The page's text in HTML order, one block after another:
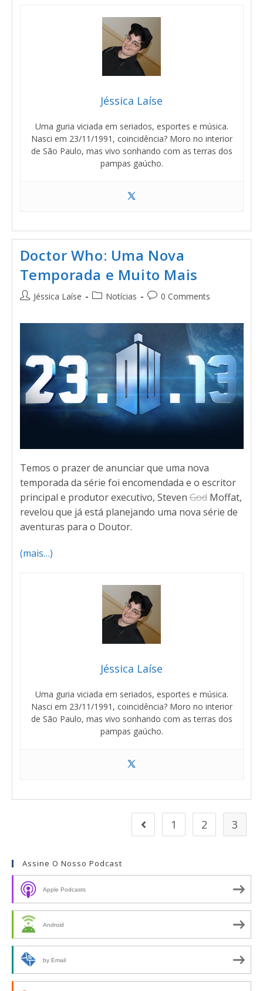
Jéssica Laíse
Uma guria viciada em seriados, esportes e música.
Nasci em 23/11/1991, coincidência? Moro no interior
de São Paulo, mas vivo sonhando com as terras dos
pampas gaúcho.
Doctor Who: Uma Nova
Temporada e Muito Mais
Jéssica Laíse Notícias 0 Comments
Temos o prazer de anunciar que uma nova
temporada da série foi encomendada e o escritor
principal e produtor executivo, StevenGodMoffat,
revelou que já está planejando uma nova série de
aventuras para o Doutor.
(mais…)
Jéssica Laíse
Uma guria viciada em seriados, esportes e música.
Nasci em 23/11/1991, coincidência? Moro no interior
de São Paulo, mas vivo sonhando com as terras dos
pampas gaúcho.
1 2 3
Assine O Nosso Podcast
Apple Podcasts
Android
by Email